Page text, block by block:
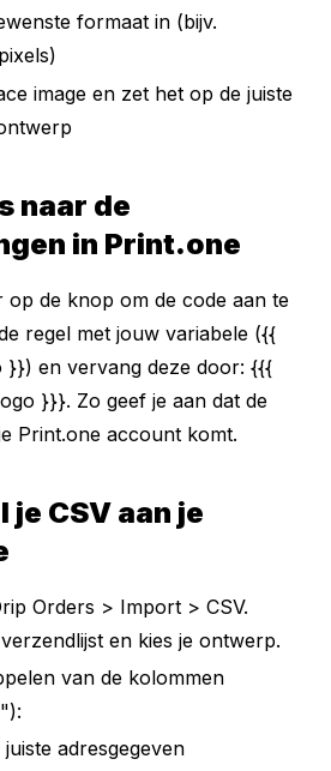
formaat in (bijv.
image en zet het op de juiste
naar de
in Print.one
op de knop om de code aan te
regel met jouw variabele ({{
}}) en vervang deze door: {{{
}}}. Zo geef je aan dat de
Print.one account komt.
je CSV aan je
Orders > Import > CSV.
en kies je ontwerp.
van de kolommen
adresgegeven